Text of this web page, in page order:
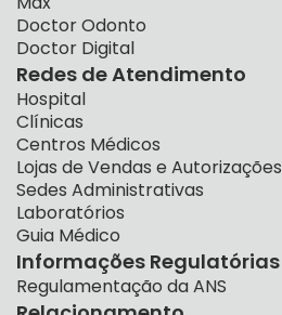
Doctor Odonto
Doctor Digital
Redes de Atendimento
Hospital
Clínicas
Centros Médicos
Lojas de Vendas e Autorizações
Sedes Administrativas
Laboratórios
Guia Médico
Informações Regulatórias
Regulamentação da ANS